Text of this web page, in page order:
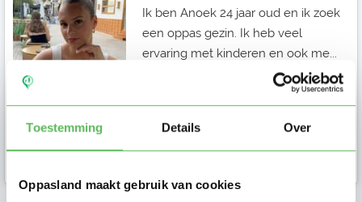
Toestemming Details Over
Oppasland maakt gebruik van cookies
Oppas in Assen
Ik ben Anoek 24 jaar oud en ik zoek
een oppas gezin. Ik heb veel
ervaring met kinderen en ook me...